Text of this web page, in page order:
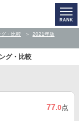
・比較
2021年版
グ・比較
77.0点